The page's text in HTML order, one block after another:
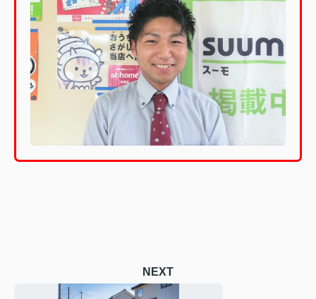
NEXT